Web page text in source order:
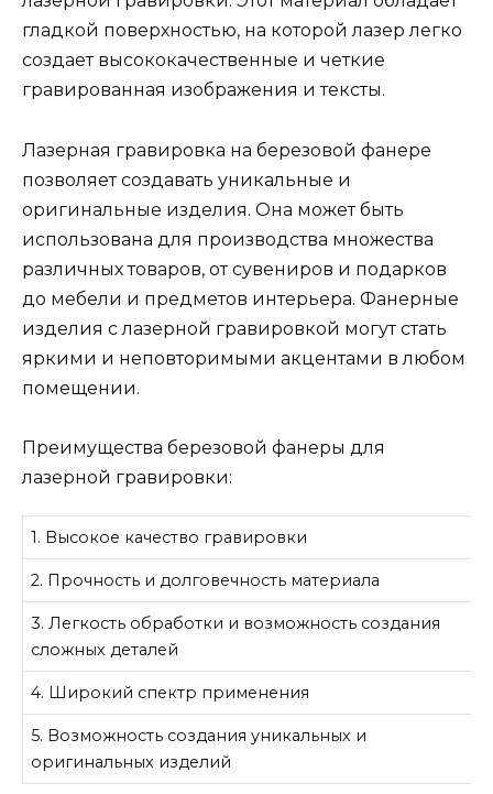
гладкой поверхностью, на которой лазер легко
создает высококачественные и четкие
гравированная изображения и тексты.
Лазерная гравировка на березовой фанере
позволяет создавать уникальные и
оригинальные изделия. Она может быть
использована для производства множества
различных товаров, от сувениров и подарков
до мебели и предметов интерьера. Фанерные
изделия с лазерной гравировкой могут стать
яркими и неповторимыми акцентами в любом
помещении.
Преимущества березовой фанеры для
лазерной гравировки:
1. Высокое качество гравировки
2. Прочность и долговечность материала
3. Легкость обработки и возможность создания
сложных деталей
4. Широкий спектр применения
5. Возможность создания уникальных и
оригинальных изделий